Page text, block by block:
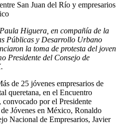
San Juan del Río y empresarios
Higuera, en compañía de la
Públicas y Desarrollo Urbano
la toma de protesta del joven
Presidente del Consejo de
de 25 jóvenes empresarios de
queretana, en el Encuentro
por el Presidente
Jóvenes en México, Ronaldo
Nacional de Empresarios, Javier